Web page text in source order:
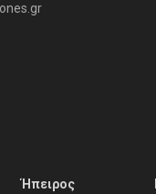
Ήπειρος